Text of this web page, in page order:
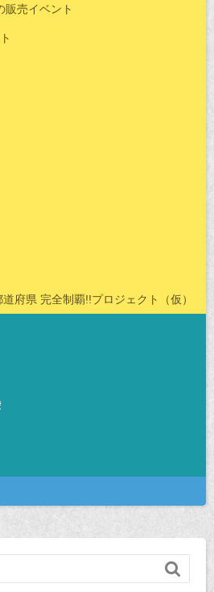
販売イベント
府県 完全制覇!!プロジェクト（仮）
